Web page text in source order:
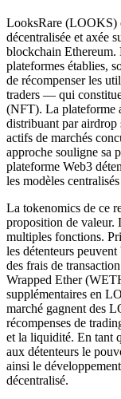
LooksRare (LOOKS)
décentralisée et axée
blockchain Ethereum.
plateformes établies,
de récompenser les
traders — qui
(NFT). La plateforme
distribuant par
actifs de marchés
approche souligne sa
plateforme Web3
les modèles
La tokenomics de ce
proposition de
multiples fonctions.
les détenteurs
des frais de
Wrapped Ether
supplémentaires en
marché gagnent des
récompenses de
et la liquidité. En tant
aux détenteurs le
ainsi le
décentralisé.